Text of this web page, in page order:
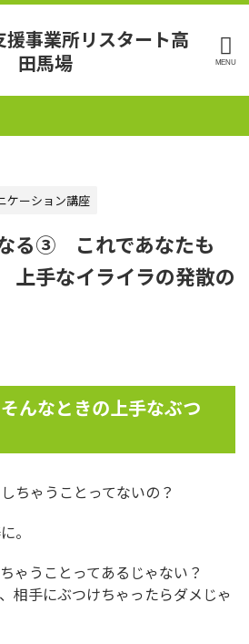
ケーション講座
る③ これであなたも
上手なイライラの発散の
んなときの上手なぶつ
ちゃうことってないの？
。
ゃうことってあるじゃない？
相手にぶつけちゃったらダメじゃ